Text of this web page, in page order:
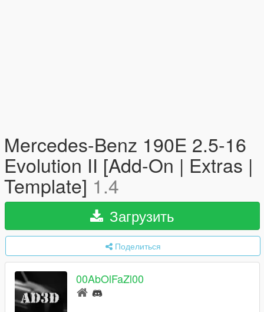
Mercedes-Benz 190E 2.5-16
Evolution II [Add-On | Extras |
Template] 1.4
Загрузить
Поделиться
00AbOlFaZl00